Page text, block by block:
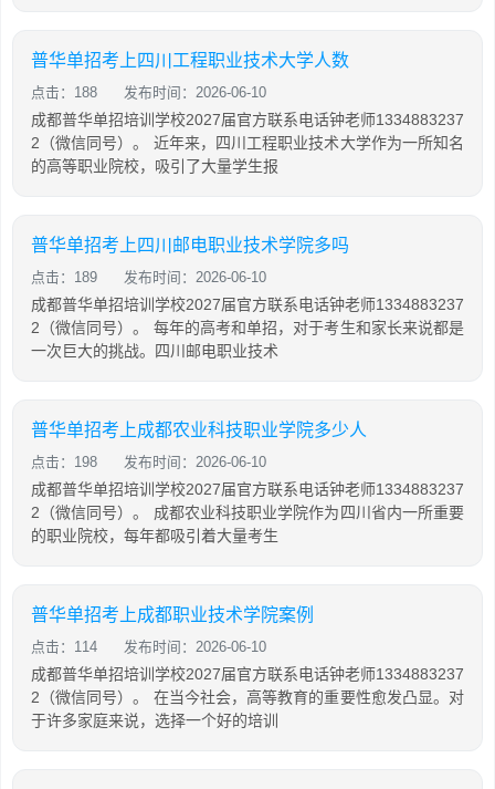
普华单招考上四川工程职业技术大学人数
点击：188 发布时间：2026-06-10
成都普华单招培训学校2027届官方联系电话钟老师1334883237
2（微信同号）。 近年来，四川工程职业技术大学作为一所知名
的高等职业院校，吸引了大量学生报
普华单招考上四川邮电职业技术学院多吗
点击：189 发布时间：2026-06-10
成都普华单招培训学校2027届官方联系电话钟老师1334883237
2（微信同号）。 每年的高考和单招，对于考生和家长来说都是
一次巨大的挑战。四川邮电职业技术
普华单招考上成都农业科技职业学院多少人
点击：198 发布时间：2026-06-10
成都普华单招培训学校2027届官方联系电话钟老师1334883237
2（微信同号）。 成都农业科技职业学院作为四川省内一所重要
的职业院校，每年都吸引着大量考生
普华单招考上成都职业技术学院案例
点击：114 发布时间：2026-06-10
成都普华单招培训学校2027届官方联系电话钟老师1334883237
2（微信同号）。 在当今社会，高等教育的重要性愈发凸显。对
于许多家庭来说，选择一个好的培训